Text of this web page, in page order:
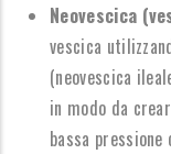
Neovescica
vescica
(neovescica
in modo da
bassa